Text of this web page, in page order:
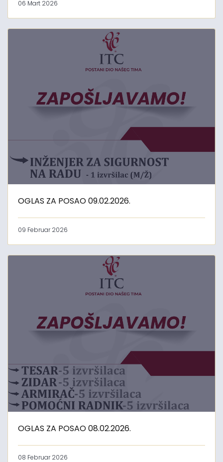
06 Mart 2026
OGLAS ZA POSAO 09.02.2026.
09 Februar 2026
OGLAS ZA POSAO 08.02.2026.
08 Februar 2026